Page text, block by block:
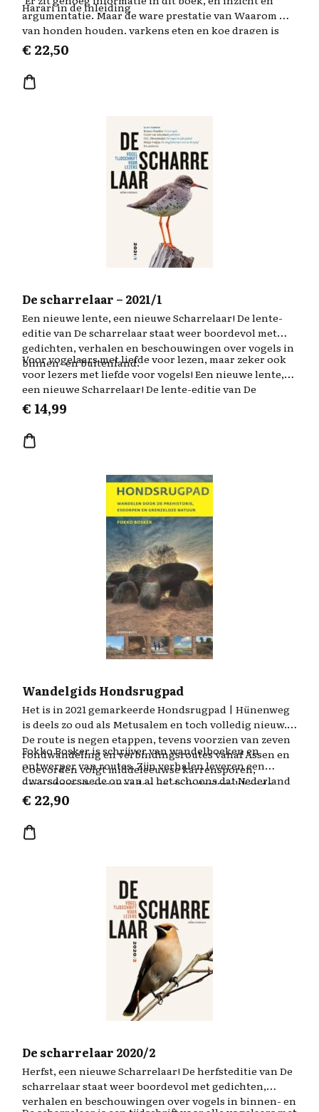
Harari in de inleiding
argumentatie. Maar de ware prestatie van Waarom we
van honden houden, varkens eten en koe dragen is
dat het ons herinnert aan wat we al weten. Met
welsprekendheid doet Melanie Joy een beroep op de
waarden die we allemaal al hebben en altijd al gehad
hebben. Ze herinnert ons aan wie we zijn.’
€ 22,50
De scharrelaar – 2021/1
Een nieuwe lente, een nieuwe Scharrelaar! De lente-
editie van De scharrelaar staat weer boordevol met
gedichten, verhalen en beschouwingen over vogels in
binnen- en buitenland.
Voor vogelaars met liefde voor lezen, maar zeker ook
voor lezers met liefde voor vogels! Een nieuwe lente,
een nieuwe Scharrelaar! De lente-editie van De
scharrelaar staat weer boordevol met gedichten,
verhalen en beschouwingen over vogels in binnen- en
buitenland. De illustraties, als altijd in zwart-wit, zijn
van beeldend kunstenaar O.C. Hooymeijer, bekend van
€ 14,99
Wandelgids Hondsrugpad
Het is in 2021 gemarkeerde Hondsrugpad | Hünenweg
is deels zo oud als Metusalem en toch volledig nieuw.
De route is negen etappen, tevens voorzien van zeven
rondwandeling en verbindingsroutes vanaf Assen en
Coevorden volgt middeleeuwse karrensporen,
prehistorische veenpaden en de indrukwekkende
hunebedden op de Hondsrug en voert door
en akkers.
Fokko Bosker is schrijver van wandelboeken en
ontwerper van routes. Zijn verhalen leveren een
dwarsdoorsnede op van al het schoons dat Nederland
de voetreiziger te bieden heeft. Hij gidst de lezer en
wandelaar door het landschap en belicht de
aardkundige geschiedenis en verbindt die met de rijke
cultuurhistorie en natuurbeleving.
€ 22,90
De scharrelaar 2020/2
Herfst, een nieuwe Scharrelaar! De herfsteditie van De
scharrelaar staat weer boordevol met gedichten,
verhalen en beschouwingen over vogels in binnen- en